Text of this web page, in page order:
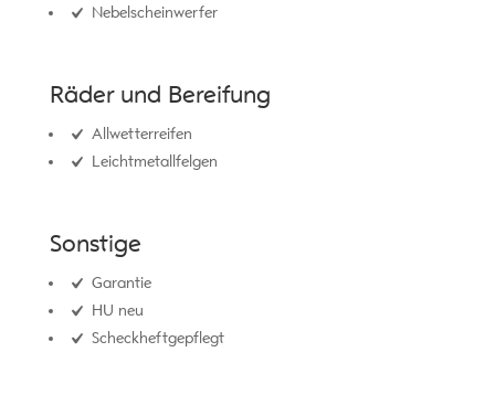
Nebelscheinwerfer
Räder und Bereifung
Allwetterreifen
Leichtmetallfelgen
Sonstige
Garantie
HU neu
Scheckheftgepflegt